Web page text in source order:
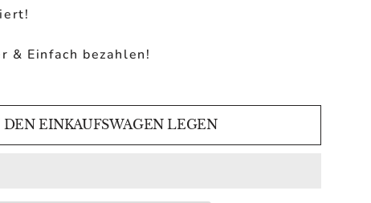
& Einfach bezahlen!
EINKAUFSWAGEN LEGEN